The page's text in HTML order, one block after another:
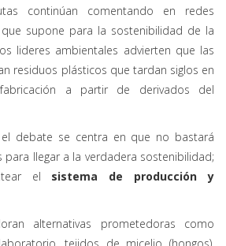
continúan comentando en redes
supone para la sostenibilidad de la
lideres ambientales advierten que las
residuos plásticos que tardan siglos en
a partir de derivados del
el debate se centra en que no bastará
llegar a la verdadera sostenibilidad;
el sistema de producción y
alternativas prometedoras como